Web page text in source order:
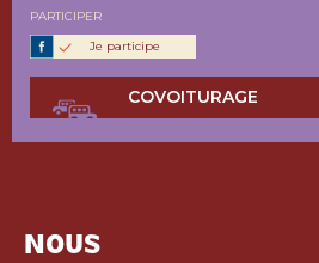
PARTICIPER
Je participe
COVOITURAGE
NOUS